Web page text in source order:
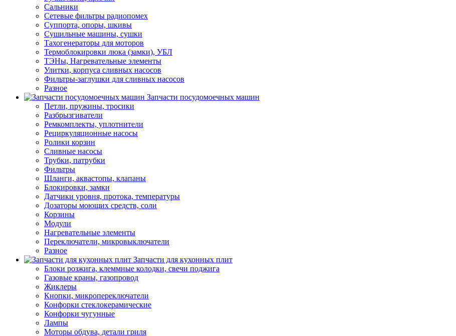
Сальники
Сетевые фильтры радиопомех
Суппорта, опоры, шкивы
Сушильные машины, сушки
Тахогенераторы для моторов
Термоблокировки люка (замки), УБЛ
ТЭНы, Нагревательные элементы
Улитки, корпуса сливных насосов
Фильтры-заглушки для сливных насосов
Разное
Запчасти посудомоечных машин
Петли, пружины, тросики
Разбрызгиватели
Ремкомплекты, уплотнители
Рециркуляционные насосы
Ролики корзин
Сливные насосы
Трубки, патрубки
Фильтры
Шланги, аквастопы, клапаны
Блокировки, замки
Датчики уровня, протока, температуры
Дозаторы моющих средств, соли
Корзины
Модули
Нагревательные элементы
Переключатели, микровыключатели
Разное
Запчасти для кухонных плит
Блоки розжига, клеммные колодки, свечи поджига
Газовые краны, газопровод
Жиклеры
Кнопки, микропереключатели
Конфорки стеклокерамические
Конфорки чугунные
Лампы
Моторы обдува, детали гриля